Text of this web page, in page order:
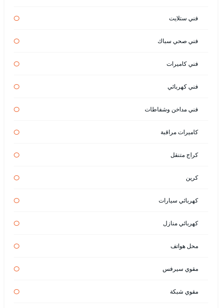
فني ستلايت
فني صحي سباك
فني كاميرات
فني كهربائي
فني مداخن وشفاطات
كاميرات مراقبة
كراج متنقل
كرين
كهربائي سيارات
كهربائي منازل
محل هواتف
مقوي سيرفس
مقوي شبكة